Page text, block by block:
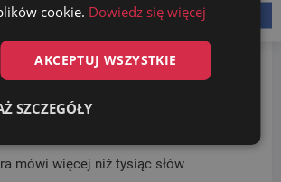
historyczne i praktyczne porady dla
koszy z mechanizmem pedałowym
mówi więcej niż tysiąc słów
cookie. Dowiedz się więcej
AKCEPTUJ WSZYSTKIE
SZCZEGÓŁY